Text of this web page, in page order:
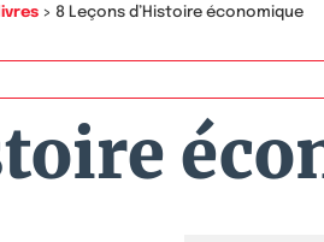
> 8 Leçons d’Histoire économique